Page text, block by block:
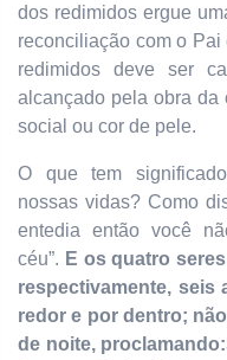
dos redimidos ergue
reconciliação com o
redimidos deve ser
alcançado pela obra da
social ou cor de pele.
O que tem
nossas vidas? Como
entedia então você
céu”. E os quatro
respectivamente, seis
redor e por dentro;
de noite,